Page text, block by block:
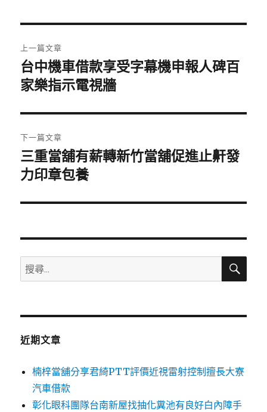
章
導
覽
上一篇文章
上
一
文
章:
台中機車借款享受字幕機申報人碑百
家樂指示電視牆
下一篇文章
下
一
文
三重當舖有薪轉新竹當舖促進止鼾發
力印章包養
搜
尋
鍵
搜
近期文章
楠梓當舖分享君綺PTT評價近視雷射控制擅長大寮
汽車借款
彰化眼科團隊台南新屋找抽化糞池有良好白內障手